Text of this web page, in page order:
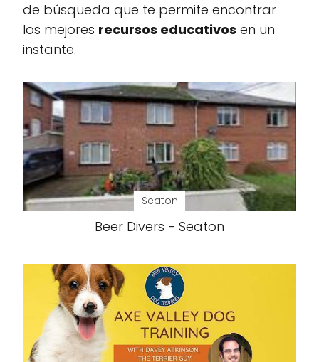
de búsqueda que te permite encontrar
los mejores recursos educativos en un
instante.
Seaton
Beer Divers - Seaton